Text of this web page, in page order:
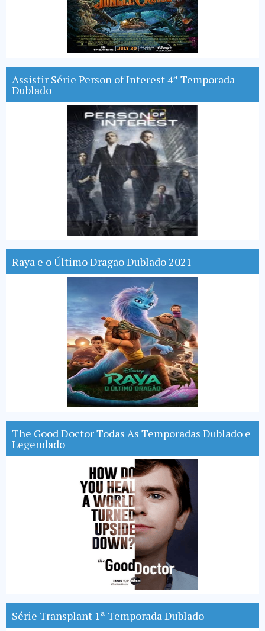
Assistir Série Person of Interest 4ª Temporada
Dublado
Raya e o Último Dragão Dublado 2021
The Good Doctor Todas As Temporadas Dublado e
Legendado
Série Transplant 1ª Temporada Dublado